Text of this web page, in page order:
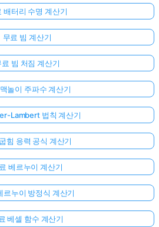
배터리 수명 계산기
무료 빔 계산기
료 빔 처짐 계산기
놀이 주파수 계산기
Lambert 법칙 계산기
힘 응력 공식 계산기
베르누이 계산기
르누이 방정식 계산기
베셀 함수 계산기